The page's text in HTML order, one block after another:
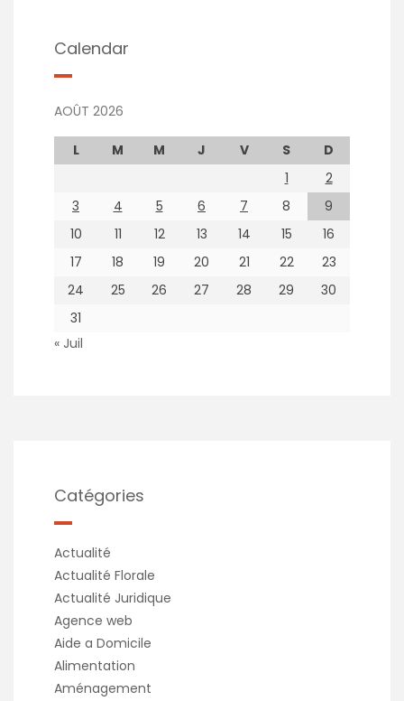
Calendar
AOÛT 2026
L M M J V S
D
1
2
3
4 5 6 7 8
9
10
11 12 13 14 15
16
17
18 19 20 21 22
23
24
25 26 27 28 29
30
31
« Juil
Catégories
Actualité
Actualité Florale
Actualité Juridique
Agence web
Aide a Domicile
Alimentation
Aménagement